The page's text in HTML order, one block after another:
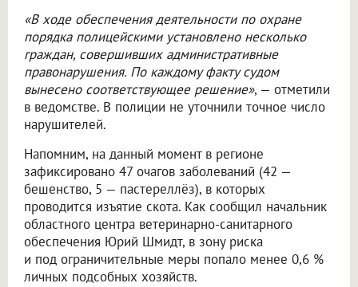
«В ходе обеспечения деятельности по охране
порядка полицейскими установлено несколько
граждан, совершивших административные
правонарушения. По каждому факту судом
вынесено соответствующее решение», — отметили
в ведомстве. В полиции не уточнили точное число
нарушителей.
Напомним, на данный момент в регионе
зафиксировано 47 очагов заболеваний (42 —
бешенство, 5 — пастереллёз), в которых
проводится изъятие скота. Как сообщил начальник
областного центра ветеринарно-санитарного
обеспечения Юрий Шмидт, в зону риска
и под ограничительные меры попало менее 0,6 %
личных подсобных хозяйств.